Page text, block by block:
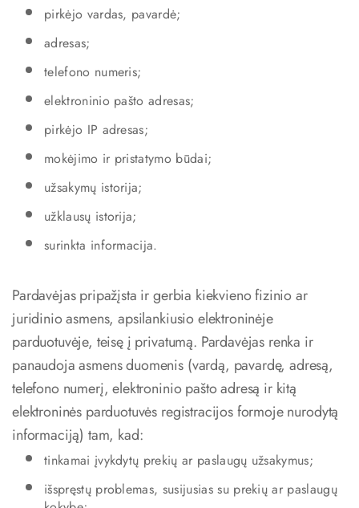
pirkėjo vardas, pavardė;
adresas;
telefono numeris;
elektroninio pašto adresas;
pirkėjo IP adresas;
mokėjimo ir pristatymo būdai;
užsakymų istorija;
užklausų istorija;
surinkta informacija.
Pardavėjas pripažįsta ir gerbia kiekvieno fizinio ar
juridinio asmens, apsilankiusio elektroninėje
parduotuvėje, teisę į privatumą. Pardavėjas renka ir
panaudoja asmens duomenis (vardą, pavardę, adresą,
telefono numerį, elektroninio pašto adresą ir kitą
elektroninės parduotuvės registracijos formoje nurodytą
informaciją) tam, kad:
tinkamai įvykdytų prekių ar paslaugų užsakymus;
išspręstų problemas, susijusias su prekių ar paslaugų